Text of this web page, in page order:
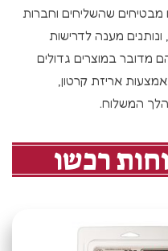
שהשליחים וחברות
מענה לדרישות
מדובר במוצרים גדולים
אריזת קרטון,
המשלוח.
רכשו